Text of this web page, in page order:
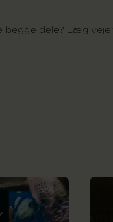
begge dele? Læg